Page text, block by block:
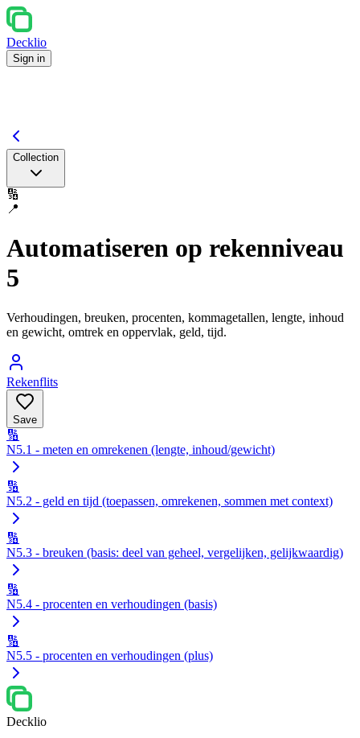
Decklio
Sign in
Collection
🔢
📍
Automatiseren op rekenniveau
5
Verhoudingen, breuken, procenten, kommagetallen, lengte, inhoud
en gewicht, omtrek en oppervlak, geld, tijd.
Rekenflits
Save
🔢
N5.1 - meten en omrekenen (lengte, inhoud/gewicht)
🔢
N5.2 - geld en tijd (toepassen, omrekenen, sommen met context)
🔢
N5.3 - breuken (basis: deel van geheel, vergelijken, gelijkwaardig)
🔢
N5.4 - procenten en verhoudingen (basis)
🔢
N5.5 - procenten en verhoudingen (plus)
Decklio